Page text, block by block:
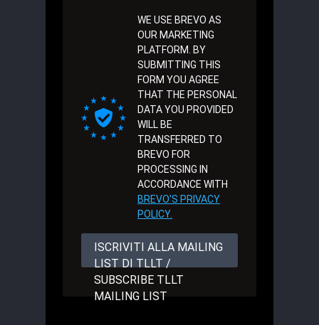
WE USE BREVO AS
OUR MARKETING
PLATFORM. BY
SUBMITTING THIS
FORM YOU AGREE
THAT THE PERSONAL
DATA YOU PROVIDED
WILL BE
TRANSFERRED TO
BREVO FOR
PROCESSING IN
ACCORDANCE WITH
BREVO'S PRIVACY
POLICY.
ISCRIVITI ALLA MAILING
LIST DI TLLT /
SUBSCRIBE TLLT
MAILING LIST